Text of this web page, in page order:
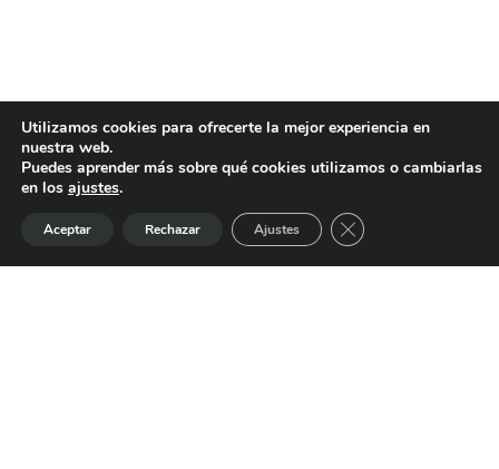
DERECHO BANCARIO
Defensa frente a abusos
financieros y
reclamaciones contra
Utilizamos cookies para ofrecerte la mejor experiencia en
nuestra web.
Puedes aprender más sobre qué cookies utilizamos o cambiarlas
en los ajustes.
Aceptar Rechazar Ajustes Cerrar el banner de